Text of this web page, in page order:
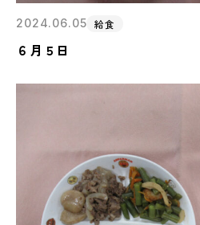
2024.06.05 給食
６月５日